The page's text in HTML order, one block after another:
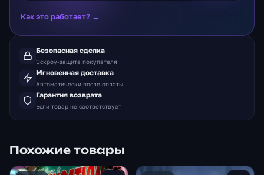
Как это работает? →
Безопасная сделка
Эскроу-защита покупателя
Мгновенная доставка
Автоматически после оплаты
Гарантия возврата
Если товар не соответствует
Похожие товары